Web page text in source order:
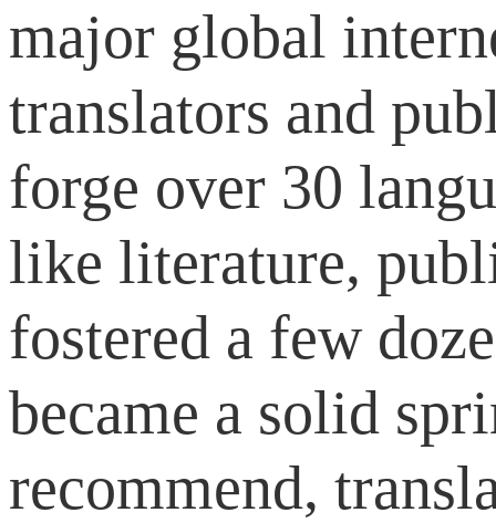
major global
translators and
forge over 30
like literature,
fostered a few
became a solid
recommend,